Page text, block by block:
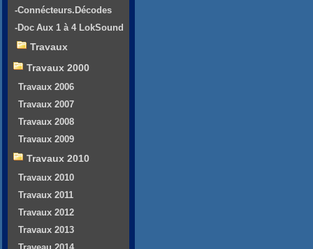
-Connécteurs.Décodes
-Doc Aux 1 à 4 LokSound
Travaux
Travaux 2000
Travaux 2006
Travaux 2007
Travaux 2008
Travaux 2009
Travaux 2010
Travaux 2010
Travaux 2011
Travaux 2012
Travaux 2013